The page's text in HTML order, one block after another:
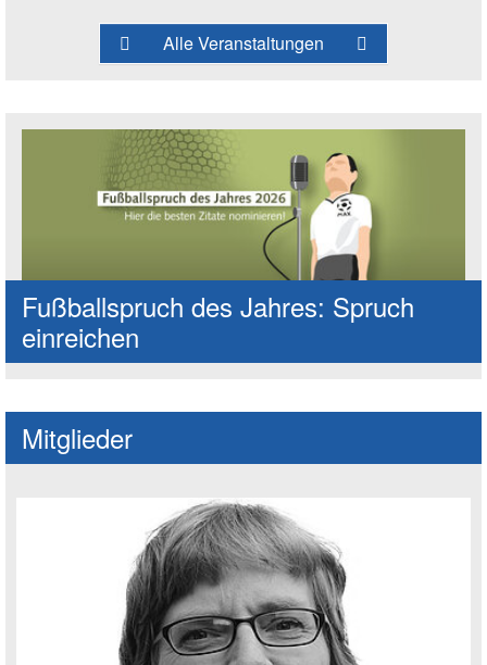
Alle Veranstaltungen
Fußballspruch des Jahres: Spruch
einreichen
Mitglieder